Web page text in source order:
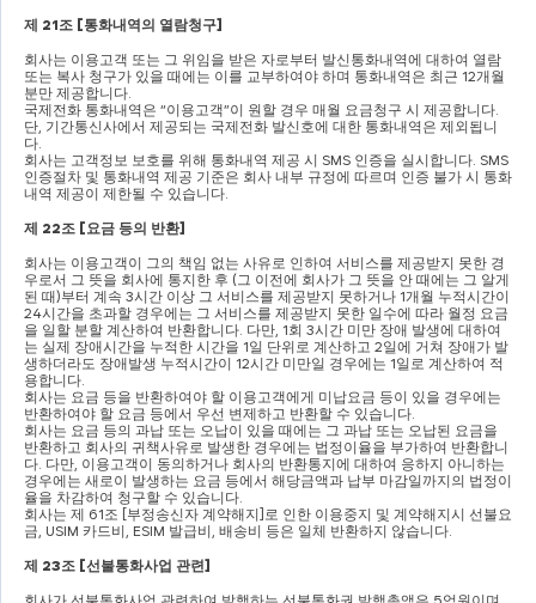
제 21조 [통화내역의 열람청구]
회사는 이용고객 또는 그 위임을 받은 자로부터 발신통화내역에 대하여 열람
또는 복사 청구가 있을 때에는 이를 교부하여야 하며 통화내역은 최근 12개월
분만 제공합니다
국제전화 통화내역은 “이용고객”이 원할 경우 매월 요금청구 시 제공합니다
단 기간통신사에서 제공되는 국제전화 발신호에 대한 통화내역은 제외됩니
다
회사는 고객정보 보호를 위해 통화내역 제공 시 SMS 인증을 실시합니다
인증절차 및 통화내역 제공 기준은 회사 내부 규정에 따르며 인증 불가 시 통화
내역 제공이 제한될 수 있습니다
제 22조 [ 요금 등의 반환]
회사는 이용고객이 그의 책임 없는 사유로 인하여 서비스를 제공받지 못한 경
우로서 그 뜻을 회사에 통지한 후 (그 이전에 회사가 그 뜻을 안 때에는 그 알게
된 때)부터 계속 3시간 이상 그 서비스를 제공받지 못하거나 1
24시간을 초과할 경우에는 그 서비스를 제공받지 못한 일수에 따라 월정 요금
을 일할 분할 계산하여 반환합니다 다만 , 1회 3시간 미만 장애 발생에 대하여
는 실제 장애시간을 누적한 시간을 1일 단위로 계산하고 2일에 거쳐 장애가 발
생하더라도 장애발생 누적시간이 12시간 미만일 경우에는 1일로 계산하여 적
용합니다
회사는 요금 등을 반환하여야 할 이용고객에게 미납요금 등이 있을 경우에는
반환하여야 할 요금 등에서 우선 변제하고 반환할 수 있습니다
회사는 요금 등의 과납 또는 오납이 있을 때에는 그 과납 또는 오납된 요금을
반환하고 회사의 귀책사유로 발생한 경우에는 법정이율을 부가하여 반환합니
다 다만 이용고객이 동의하거나 회사의 반환통지에 대하여 응하지 아니하는
경우에는 새로이 발생하는 요금 등에서 해당금액과 납부 마감일까지의 법정이
율을 차감하여 청구할 수 있습니다
회사는 제 61조 [부정송신자 계약해지] 로 인한 이용중지 및 계약해지시 선불요
금 , USIM 카드비 , ESIM 발급비 배송비 등은 일체 반환하지 않습니다
제 23조 [선불통화사업 관련]